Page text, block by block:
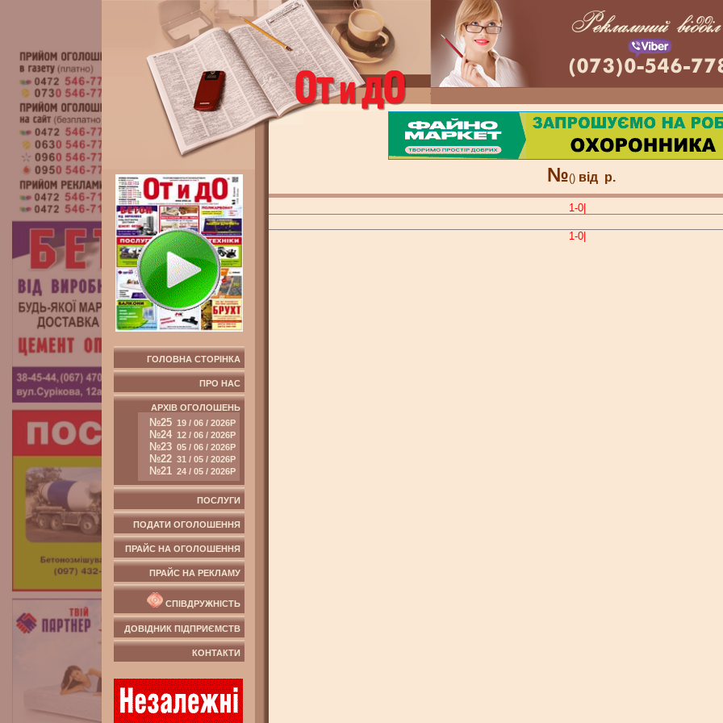
ГОЛОВНА СТОРІНКА
ПРО НАС
АРХІВ ОГОЛОШЕНЬ
№25 19 / 06 / 2026Р
№24 12 / 06 / 2026Р
№23 05 / 06 / 2026Р
№22 31 / 05 / 2026Р
№21 24 / 05 / 2026Р
ПОСЛУГИ
ПОДАТИ ОГОЛОШЕННЯ
ПРАЙС НА ОГОЛОШЕННЯ
ПРАЙС НА РЕКЛАМУ
СПІВДРУЖНІСТЬ
ДОВІДНИК ПІДПРИЄМСТВ
КОНТАКТИ
№() від р.
1-0|
1-0|